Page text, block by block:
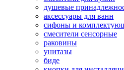
душевые
аксессуары для ванн
сифоны и
смесители сенсорные
раковины
унитазы
биде